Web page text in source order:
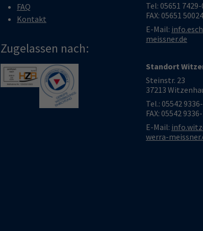
FAQ
Kontakt
Zugelassen nach:
Show larger versionShow larger version
Tel: 05651 7429-
FAX: 05651 50024
E-Mail:
meissner.de
Standort
Steinstr. 23
37213
Tel.: 05542
FAX: 05542
E-Mail:
werra-